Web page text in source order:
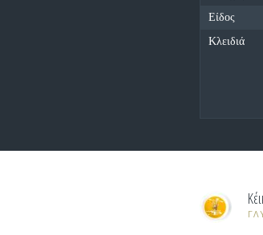
Είδος
Κλειδιά